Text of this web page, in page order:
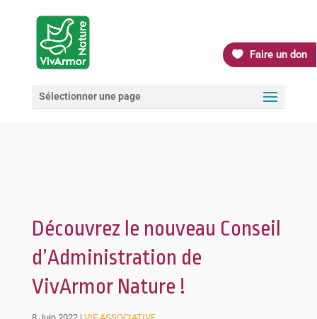
Faire un don
Sélectionner une page
Découvrez le nouveau Conseil
d’Administration de
VivArmor Nature !